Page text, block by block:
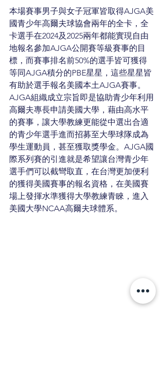
本場賽事男子與女子冠軍皆取得AJGA美
國青少年高爾夫球協會兩年的全卡，全
卡選手在2024及2025兩年都能實現自由
地報名參加AJGA公開賽等級賽事的目
標，而賽事排名前50%的選手皆可獲得
等同AJGA積分的PBE星星，這些星星皆
有助於選手報名美國本土AJGA賽事。
AJGA組織成立宗旨即是協助青少年利用
高爾夫專長申請美國大學，藉由高水平
的賽事，讓大學教練更能從中選出合適
的青少年選手進而招募至大學球隊成為
學生運動員，甚至獲取獎學金。AJGA國
際系列賽的引進就是希望讓台灣青少年
選手們可以截彎取直，在台灣更加便利
的獲得美國賽事的報名資格，在美國賽
場上發揮水準獲得大學教練青睞，進入
美國大學NCAA高爾夫球體系。